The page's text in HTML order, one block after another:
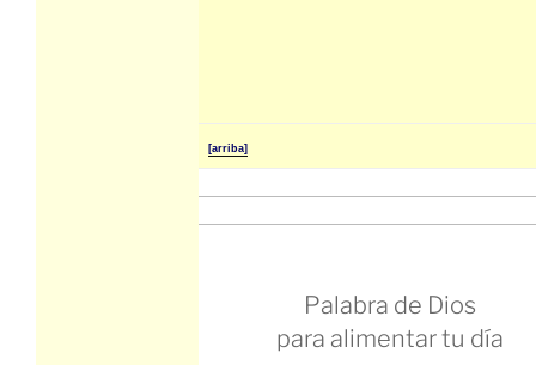
[arriba]
Palabra de Dios
para alimentar tu día